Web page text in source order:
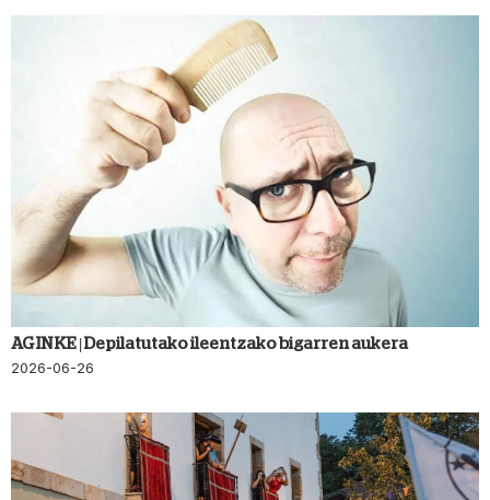
AGINKE | Depilatutako ileentzako bigarren aukera
2026-06-26